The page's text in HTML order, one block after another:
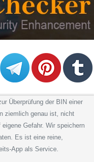
Überprüfung der BIN einer
ziemlich genau ist, nicht
Gefahr. Wir speichern
Es ist eine reine,
App als Service.